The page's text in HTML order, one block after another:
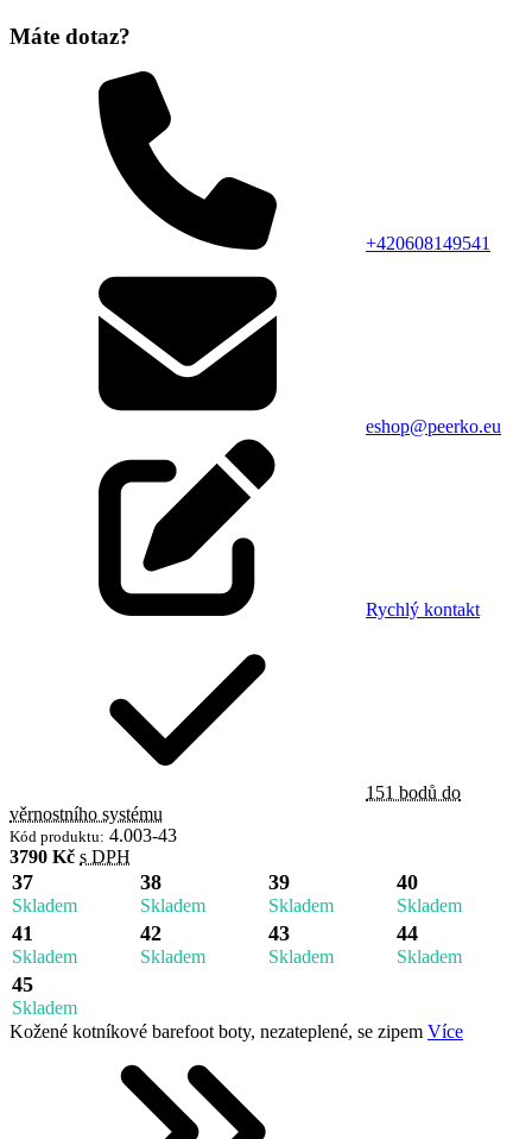
Máte dotaz?
+420608149541
eshop@peerko.eu
Rychlý kontakt
151 bodů do
věrnostního systému
Kód produktu: 4.003-43
3790 Kč s DPH
37
Skladem
38
Skladem
39
Skladem
40
Skladem
41
Skladem
42
Skladem
43
Skladem
44
Skladem
45
Skladem
Kožené kotníkové barefoot boty, nezateplené, se zipem Více